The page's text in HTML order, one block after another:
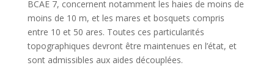
BCAE 7, concernent notamment les haies de moins de
moins de 10 m, et les mares et bosquets compris
entre 10 et 50 ares. Toutes ces particularités
topographiques devront être maintenues en l’état, et
sont admissibles aux aides découplées.